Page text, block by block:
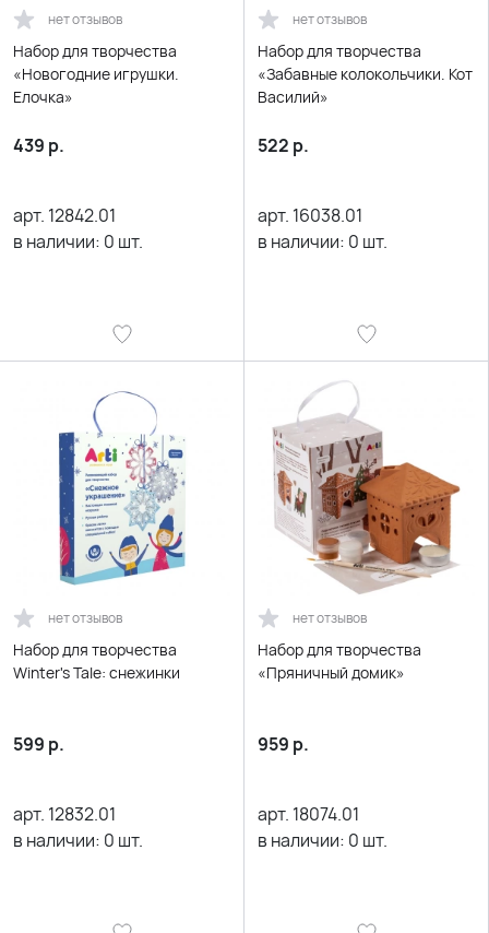
нет отзывов
Набор для творчества
«Новогодние игрушки.
Елочка»
439 р.
арт. 12842.01
в наличии: 0 шт.
нет отзывов
Набор для творчества
«Забавные колокольчики. Кот
Василий»
522 р.
арт. 16038.01
в наличии: 0 шт.
нет отзывов
Набор для творчества
Winter's Tale: снежинки
599 р.
арт. 12832.01
в наличии: 0 шт.
нет отзывов
Набор для творчества
«Пряничный домик»
959 р.
арт. 18074.01
в наличии: 0 шт.